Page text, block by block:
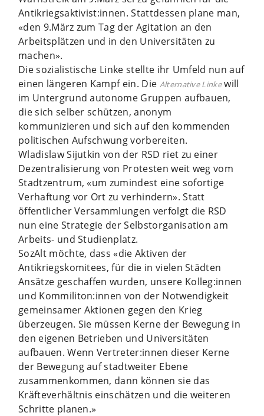
Antikriegsaktivis­t:innen. Stattdessen plane man,
«den 9.März zum Tag der Agitation an den
Arbeitsplätzen und in den Universitäten zu
machen».
Die sozialistische Linke stellte ihr Umfeld nun auf
einen längeren Kampf ein. Die Alternative Linkewill
im Untergrund autonome Gruppen aufbauen,
die sich selber schützen, anonym
kommunizieren und sich auf den kommenden
politischen Aufschwung vorbereiten.
Wladislaw Sijutkin von der RSD riet zu einer
Dezentralisierung von Protesten weit weg vom
Stadtzentrum, «um zumindest eine sofortige
Verhaftung vor Ort zu verhindern». Statt
öffentlicher Versammlungen verfolgt die RSD
nun eine Strategie der Selbstorganisation am
Arbeits- und Studienplatz.
SozAlt möchte, dass «die Aktiven der
Antikriegskomitees, für die in vielen Städten
Ansätze geschaffen wurden, unsere Kolleg:innen
und Kommiliton:innen von der Notwendigkeit
gemeinsamer Aktionen gegen den Krieg
überzeugen. Sie müssen Kerne der Bewegung in
den eigenen Betrieben und Universitäten
aufbauen. Wenn Vertreter:innen dieser Kerne
der Bewegung auf stadtweiter Ebene
zusammenkommen, dann können sie das
Kräfteverhältnis einschätzen und die weiteren
Schritte planen.»